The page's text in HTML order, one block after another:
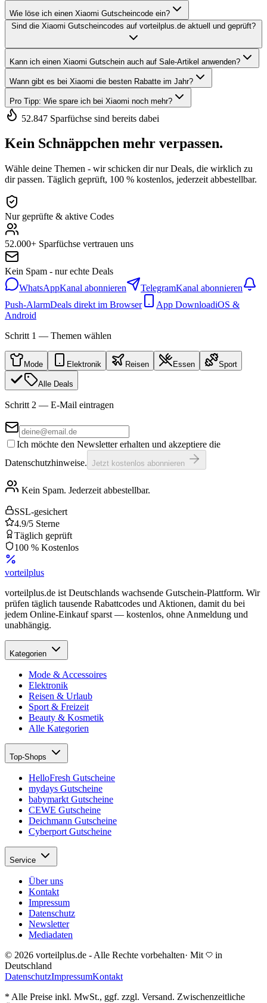
Wie löse ich einen Xiaomi Gutscheincode ein?
Sind die Xiaomi Gutscheincodes auf vorteilplus.de aktuell und geprüft?
Kann ich einen Xiaomi Gutschein auch auf Sale-Artikel anwenden?
Wann gibt es bei Xiaomi die besten Rabatte im Jahr?
Pro Tipp: Wie spare ich bei Xiaomi noch mehr?
52.847 Sparfüchse sind bereits dabei
Kein Schnäppchen mehr verpassen.
Wähle deine Themen - wir schicken dir nur Deals, die wirklich zu
dir passen. Täglich geprüft, 100 % kostenlos, jederzeit abbestellbar.
Nur geprüfte & aktive Codes
52.000+ Sparfüchse vertrauen uns
Kein Spam - nur echte Deals
WhatsAppKanal abonnieren TelegramKanal abonnieren
Push-AlarmDeals direkt im Browser App DownloadiOS &
Android
Schritt 1 — Themen wählen
Mode Elektronik Reisen Essen Sport
Alle Deals
Schritt 2 — E-Mail eintragen
Ich möchte den Newsletter erhalten und akzeptiere die
Datenschutzhinweise. Jetzt kostenlos abonnieren
Kein Spam. Jederzeit abbestellbar.
SSL-gesichert
4.9/5 Sterne
Täglich geprüft
100 % Kostenlos
vorteilplus
vorteilplus.de ist Deutschlands wachsende Gutschein-Plattform. Wir
prüfen täglich tausende Rabattcodes und Aktionen, damit du bei
jedem Online-Einkauf sparst — kostenlos, ohne Anmeldung und
unabhängig.
Kategorien
Mode & Accessoires
Elektronik
Reisen & Urlaub
Sport & Freizeit
Beauty & Kosmetik
Alle Kategorien
Top-Shops
HelloFresh Gutscheine
mydays Gutscheine
babymarkt Gutscheine
CEWE Gutscheine
Deichmann Gutscheine
Cyberport Gutscheine
Service
Über uns
Kontakt
Impressum
Datenschutz
Newsletter
Mediadaten
© 2026 vorteilplus.de - Alle Rechte vorbehalten· Mit
in
Deutschland
DatenschutzImpressumKontakt
* Alle Preise inkl. MwSt., ggf. zzgl. Versand. Zwischenzeitliche